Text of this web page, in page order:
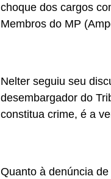
choque dos cargos
Membros do MP
Nelter seguiu seu
desembargador do
constitua crime, é a
Quanto à denúncia